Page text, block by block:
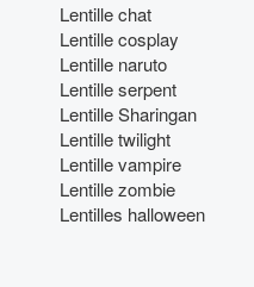
Lentille chat
Lentille cosplay
Lentille naruto
Lentille serpent
Lentille Sharingan
Lentille twilight
Lentille vampire
Lentille zombie
Lentilles halloween